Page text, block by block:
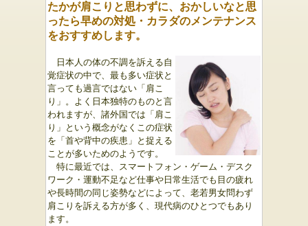
たかが肩こりと思わずに、おかしいなと思
ったら早めの対処・カラダのメンテナンス
をおすすめします。
日本人の体の不調を訴える自
覚症状の中で、最も多い症状と
言っても過言ではない「肩こ
り」。よく日本独特のものと言
われますが、諸外国では「肩こ
り」という概念がなくこの症状
を「首や背中の疾患」と捉える
ことが多いためのようです。
特に最近では、スマートフォン・ゲーム・デスク
ワーク・運動不足など仕事や日常生活でも目の疲れ
や長時間の同じ姿勢などによって、老若男女問わず
肩こりを訴える方が多く、現代病のひとつでもあり
ます。